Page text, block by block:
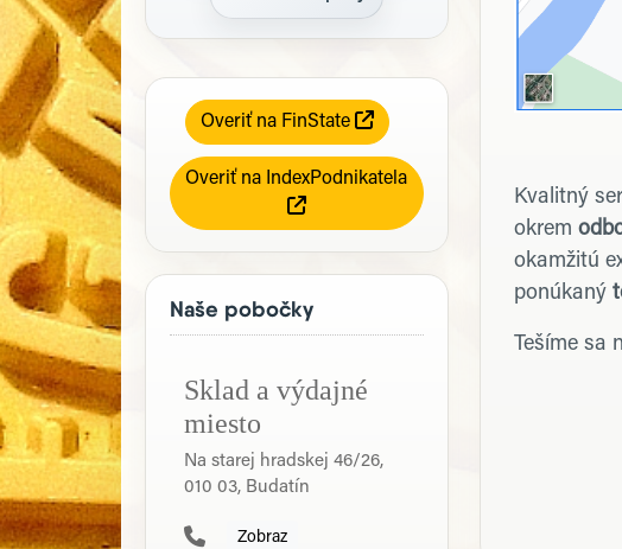
Overiť na FinState
Overiť na IndexPodnikatela
Naše pobočky
Sklad a výdajné
miesto
Na starej hradskej 46/26,
010 03, Budatín
Zobraz
Kvalitný
okrem
okamžitú
ponúkaný
Tešíme sa